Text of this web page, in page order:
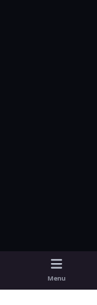
v
k
Menu